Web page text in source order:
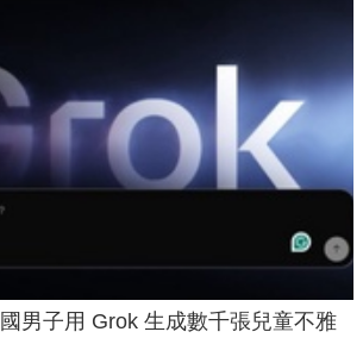
男子用 Grok 生成數千張兒童不雅